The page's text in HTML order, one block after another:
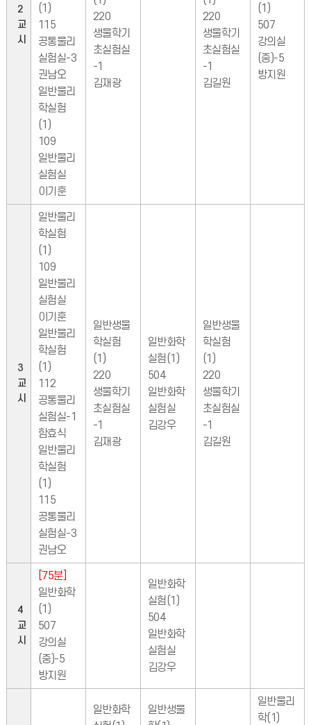
2
교
시
(1)
115
공통물리
실험실-3
권남오
일반물리
학실험
(1)
109
일반물리
실험실
이기훈
220
생물학기
초실험실
-1
김재광
220
생물학기
초실험실
-1
김길원
(1)
507
강의실
(중)-5
방지원
3
교
시
일반물리
학실험
(1)
109
일반물리
실험실
이기훈
일반물리
학실험
(1)
112
공통물리
실험실-1
함효식
일반물리
학실험
(1)
115
공통물리
실험실-3
권남오
일반생물
학실험
(1)
220
생물학기
초실험실
-1
김재광
일반화학
실험(1)
504
일반화학
실험실
김강우
일반생물
학실험
(1)
220
생물학기
초실험실
-1
김길원
4
교
시
[75분]
일반화학
(1)
507
강의실
(중)-5
방지원
일반화학
실험(1)
504
일반화학
실험실
김강우
일반화학
일반생물
일반물리
학(1)